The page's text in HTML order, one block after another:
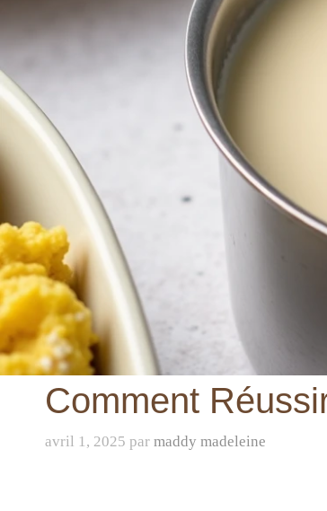
Comment
avril 1, 2025 par maddy madeleine